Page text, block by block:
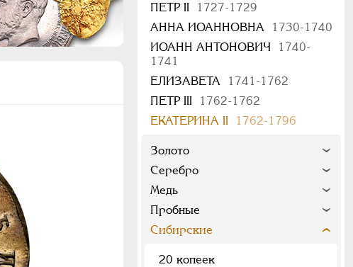
ПЕТР II
1727-1729
АННА ИОАННОВНА
1730-1740
ИОАНН АНТОНОВИЧ
1740-
1741
ЕЛИЗАВЕТА
1741-1762
ПЕТР III
1762-1762
ЕКАТЕРИНА II
1762-1796
Золото
Серебро
Медь
Пробные
Сибирские
20 копеек